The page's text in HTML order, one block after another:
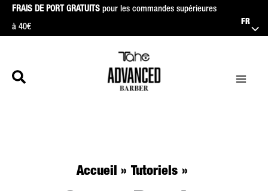
AllerFRAIS DE PORT GRATUITS pour les commandes supérieures
à 40€
FR
Accueil Tutoriels